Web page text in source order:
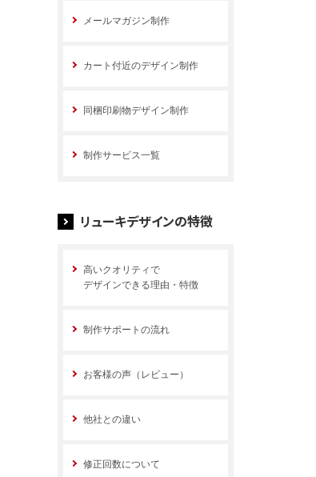
メールマガジン制作
カート付近のデザイン制作
同梱印刷物デザイン制作
制作サービス一覧
リューキデザインの特徴
高いクオリティで
デザインできる理由・特徴
制作サポートの流れ
お客様の声（レビュー）
他社との違い
修正回数について